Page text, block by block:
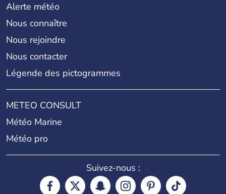
Alerte météo
Nous connaître
Nous rejoindre
Nous contacter
Légende des pictogrammes
METEO CONSULT
Météo Marine
Météo pro
Suivez-nous :